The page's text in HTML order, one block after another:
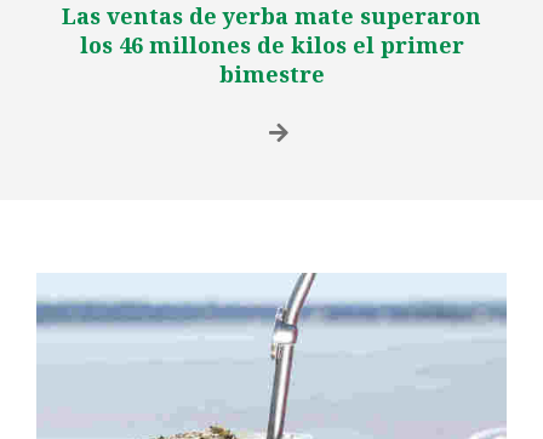
Las ventas de yerba mate superaron
los 46 millones de kilos el primer
bimestre